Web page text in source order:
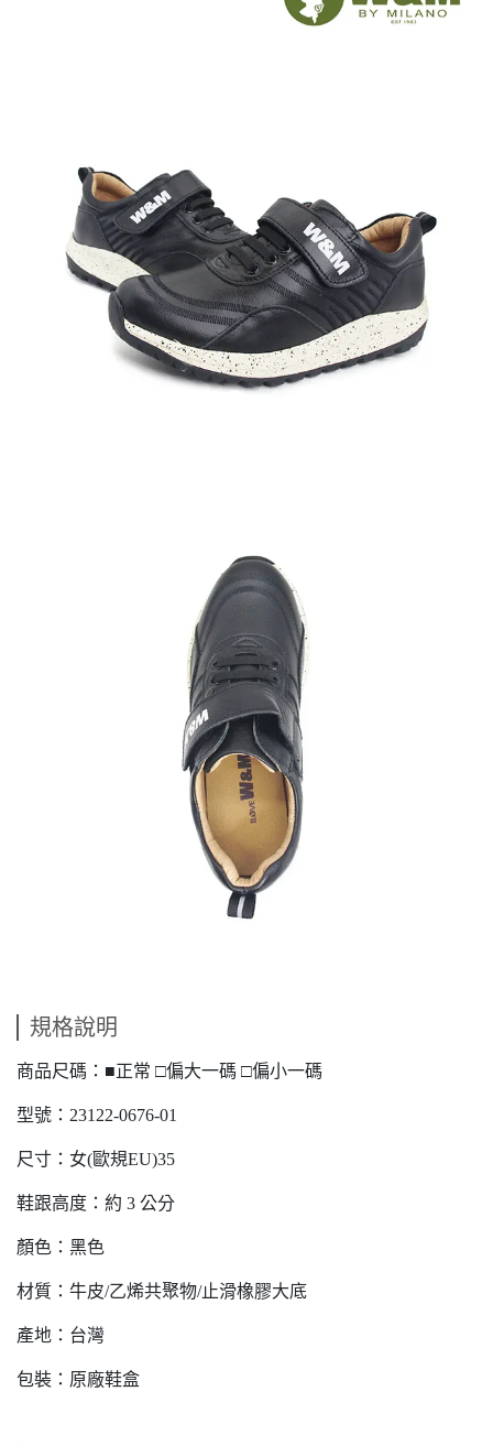
規格說明
商品尺碼：■正常 □偏大一碼 □偏小一碼
型號：23122-0676-01
尺寸：女(歐規EU)35
鞋跟高度：約 3 公分
顏色：黑色
材質：牛皮/乙烯共聚物/止滑橡膠大底
產地：台灣
包裝：原廠鞋盒